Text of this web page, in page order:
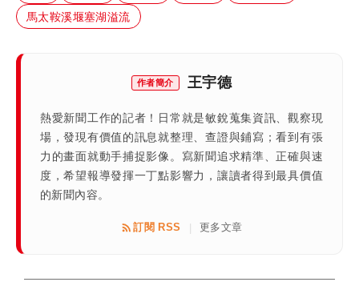
馬太鞍溪堰塞湖溢流
作者簡介 王宇德
熱愛新聞工作的記者！日常就是敏銳蒐集資訊、觀察現
場，發現有價值的訊息就整理、查證與鋪寫；看到有張
力的畫面就動手捕捉影像。寫新聞追求精準、正確與速
度，希望報導發揮一丁點影響力，讓讀者得到最具價值
的新聞內容。
訂閱 RSS 更多文章